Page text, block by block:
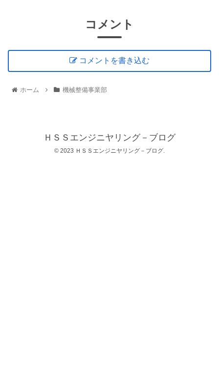
コメント
コメントを書き込む
ホーム 機械整備事業部
ＨＳＳエンジニヤリング－ブログ
© 2023 ＨＳＳエンジニヤリング－ブログ.